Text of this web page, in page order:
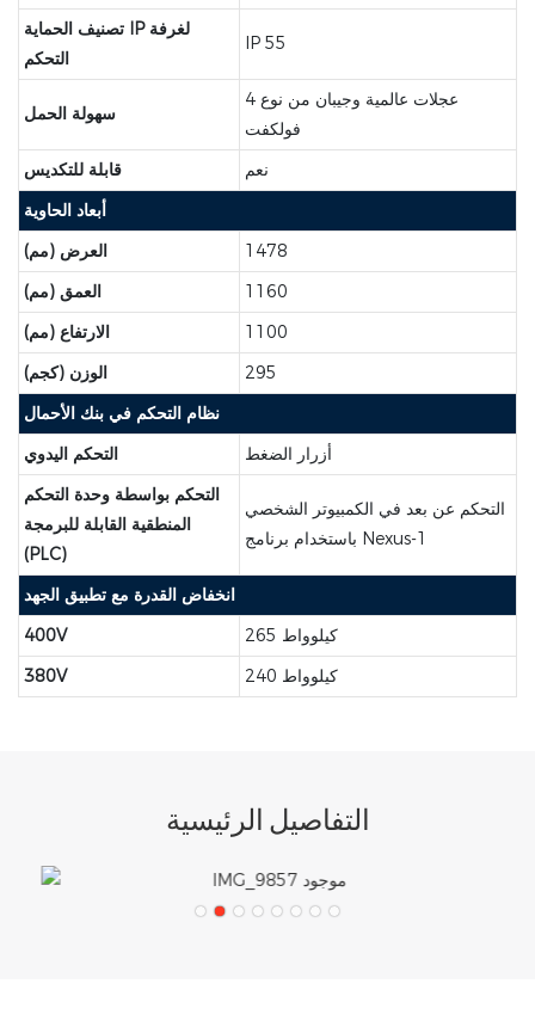
تصنيف الحماية IP لغرفة
التحكم
IP 55
سهولة الحمل
4 عجلات عالمية وجيبان من نوع
فولكفت
قابلة للتكديس
نعم
أبعاد الحاوية
العرض (مم)
1478
العمق (مم)
1160
الارتفاع (مم)
1100
الوزن (كجم)
295
نظام التحكم في بنك الأحمال
التحكم اليدوي
أزرار الضغط
التحكم بواسطة وحدة التحكم
المنطقية القابلة للبرمجة
(PLC)
التحكم عن بعد في الكمبيوتر الشخصي
باستخدام برنامج Nexus-1
انخفاض القدرة مع تطبيق الجهد
400V
265 كيلوواط
380V
240 كيلوواط
التفاصيل الرئيسية